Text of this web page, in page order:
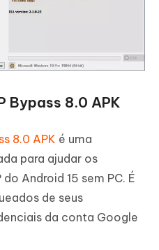
Bypass 8.0 APK
8.0 APK é uma
para ajudar os
Android 15 sem PC. É
de seus
da conta Google